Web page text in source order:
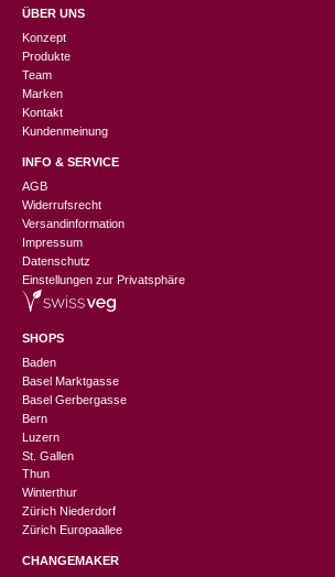
ÜBER UNS
Konzept
Produkte
Team
Marken
Kontakt
Kundenmeinung
INFO & SERVICE
AGB
Widerrufsrecht
Versandinformation
Impressum
Datenschutz
Einstellungen zur Privatsphäre
SHOPS
Baden
Basel Marktgasse
Basel Gerbergasse
Bern
Luzern
St. Gallen
Thun
Winterthur
Zürich Niederdorf
Zürich Europaallee
CHANGEMAKER